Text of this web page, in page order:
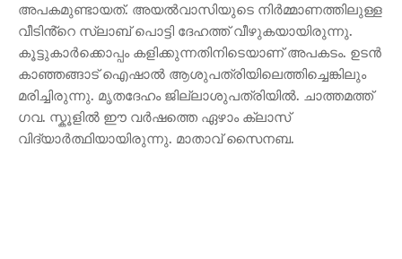
അപകമുണ്ടായത്. അയൽവാസിയുടെ നിർമ്മാണത്തിലുള്ള
വീടിൻ്റെ സ്ലാബ് പൊട്ടി ദേഹത്ത് വീഴുകയായിരുന്നു.
കൂട്ടുകാർക്കൊപ്പം കളിക്കുന്നതിനിടെയാണ് അപകടം. ഉടൻ
കാഞ്ഞങ്ങാട് ഐഷാൽ ആശുപത്രിയിലെത്തിച്ചെങ്കിലും
മരിച്ചിരുന്നു. മൃതദേഹം ജില്ലാശുപത്രിയിൽ. ചാത്തമത്ത്
ഗവ. സ്കൂളിൽ ഈ വർഷത്തെ ഏഴാം ക്ലാസ്
വിദ്യാർത്ഥിയായിരുന്നു. മാതാവ് സൈനബ.